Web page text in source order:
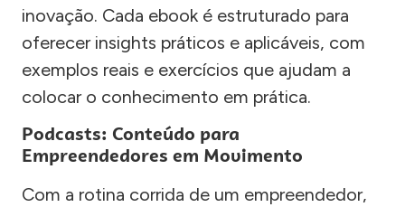
inovação. Cada ebook é estruturado para
oferecer insights práticos e aplicáveis, com
exemplos reais e exercícios que ajudam a
colocar o conhecimento em prática.
Podcasts: Conteúdo para
Empreendedores em Movimento
Com a rotina corrida de um empreendedor,